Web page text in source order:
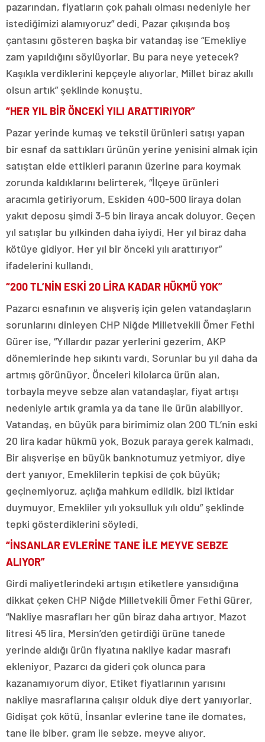
pazarından, fiyatların çok pahalı olması nedeniyle her
istediğimizi alamıyoruz” dedi. Pazar çıkışında boş
çantasını gösteren başka bir vatandaş ise “Emekliye
zam yapıldığını söylüyorlar. Bu para neye yetecek?
Kaşıkla verdiklerini kepçeyle alıyorlar. Millet biraz akıllı
olsun artık” şeklinde konuştu.
“HER YIL BİR ÖNCEKİ YILI ARATTIRIYOR”
Pazar yerinde kumaş ve tekstil ürünleri satışı yapan
bir esnaf da sattıkları ürünün yerine yenisini almak için
satıştan elde ettikleri paranın üzerine para koymak
zorunda kaldıklarını belirterek, “İlçeye ürünleri
aracımla getiriyorum. Eskiden 400-500 liraya dolan
yakıt deposu şimdi 3-5 bin liraya ancak doluyor. Geçen
yıl satışlar bu yılkinden daha iyiydi. Her yıl biraz daha
kötüye gidiyor. Her yıl bir önceki yılı arattırıyor”
ifadelerini kullandı.
“200 TL’NİN ESKİ 20 LİRA KADAR HÜKMÜ YOK”
Pazarcı esnafının ve alışveriş için gelen vatandaşların
sorunlarını dinleyen CHP Niğde Milletvekili Ömer Fethi
Gürer ise, “Yıllardır pazar yerlerini gezerim. AKP
dönemlerinde hep sıkıntı vardı. Sorunlar bu yıl daha da
artmış görünüyor. Önceleri kilolarca ürün alan,
torbayla meyve sebze alan vatandaşlar, fiyat artışı
nedeniyle artık gramla ya da tane ile ürün alabiliyor.
Vatandaş, en büyük para birimimiz olan 200 TL’nin eski
20 lira kadar hükmü yok. Bozuk paraya gerek kalmadı.
Bir alışverişe en büyük banknotumuz yetmiyor, diye
dert yanıyor. Emeklilerin tepkisi de çok büyük;
geçinemiyoruz, açlığa mahkum edildik, bizi iktidar
duymuyor. Emekliler yılı yoksulluk yılı oldu” şeklinde
tepki gösterdiklerini söyledi.
“İNSANLAR EVLERİNE TANE İLE MEYVE SEBZE
ALIYOR”
Girdi maliyetlerindeki artışın etiketlere yansıdığına
dikkat çeken CHP Niğde Milletvekili Ömer Fethi Gürer,
“Nakliye masrafları her gün biraz daha artıyor. Mazot
litresi 45 lira. Mersin’den getirdiği ürüne tanede
yerinde aldığı ürün fiyatına nakliye kadar masrafı
ekleniyor. Pazarcı da gideri çok olunca para
kazanamıyorum diyor. Etiket fiyatlarının yarısını
nakliye masraflarına çalışır olduk diye dert yanıyorlar.
Gidişat çok kötü. İnsanlar evlerine tane ile domates,
tane ile biber, gram ile sebze, meyve alıyor.